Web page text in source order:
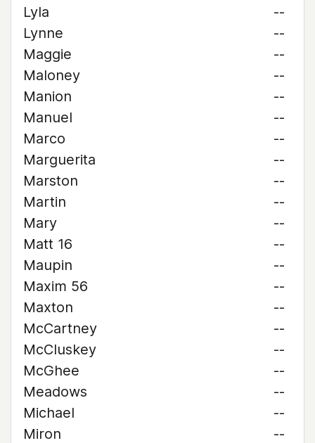
Lyla
--
Lynne
--
Maggie
--
Maloney
--
Manion
--
Manuel
--
Marco
--
Marguerita
--
Marston
--
Martin
--
Mary
--
Matt 16
--
Maupin
--
Maxim 56
--
Maxton
--
McCartney
--
McCluskey
--
McGhee
--
Meadows
--
Michael
--
Miron
--